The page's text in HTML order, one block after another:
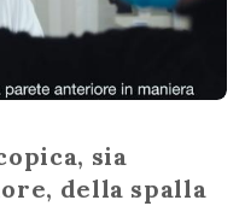
sia
della spalla